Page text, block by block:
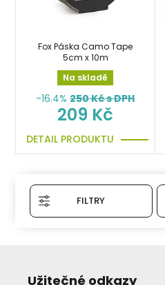
Fox Páska Camo Tape
5cm x 10m
Na skladě
-16.4% 250Kč s DPH
209 Kč
DETAIL PRODUKTU
FILTRY
Užitečné odkazy